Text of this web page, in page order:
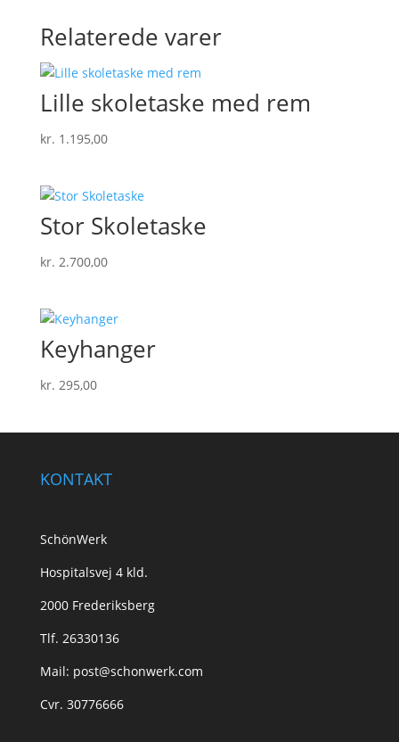
Relaterede varer
Lille skoletaske med rem
kr. 1.195,00
Stor Skoletaske
kr. 2.700,00
Keyhanger
kr. 295,00
KONTAKT
SchönWerk
Hospitalsvej 4 kld.
2000 Frederiksberg
Tlf. 26330136
Mail: post@schonwerk.com
Cvr. 30776666